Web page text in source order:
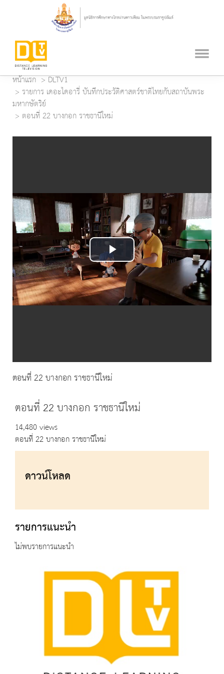
หน้าแรก
DLTV1
รายการ เดอะไดอารี่ บันทึกประวัติศาสตร์ชาติไทยกับสถาบันพระ
มหากษัตริย์
ตอนที่ 22 บางกอก ราชธานีใหม่
Play
Video
ตอนที่ 22 บางกอก ราชธานีใหม่
ตอนที่ 22 บางกอก ราชธานีใหม่
14,480 views
ตอนที่ 22 บางกอก ราชธานีใหม่
ดาวน์โหลด
รายการแนะนำ
ไม่พบรายการแนะนำ